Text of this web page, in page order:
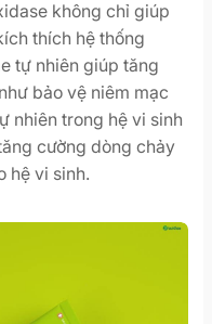
không chỉ giúp
thích hệ thống
tự nhiên giúp tăng
bảo vệ niêm mạc
nhiên trong hệ vi sinh
cường dòng chảy
hệ vi sinh.